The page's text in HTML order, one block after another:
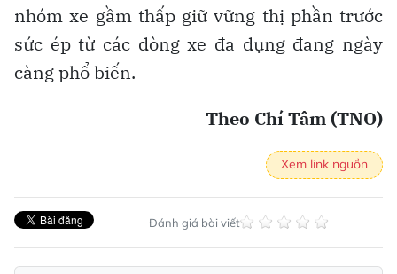
nhóm xe gầm thấp giữ vững thị phần trước
sức ép từ các dòng xe đa dụng đang ngày
càng phổ biến.
Theo Chí Tâm (TNO)
Xem link nguồn
Đánh giá bài viết